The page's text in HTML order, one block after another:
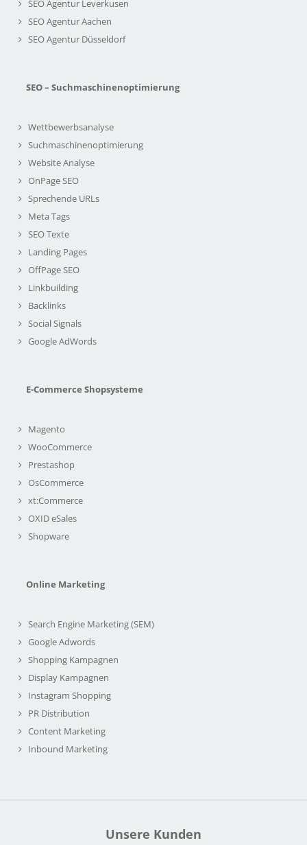
SEO Agentur Leverkusen
SEO Agentur Aachen
SEO Agentur Düsseldorf
SEO – Suchmaschinenoptimierung
Wettbewerbsanalyse
Suchmaschinenoptimierung
Website Analyse
OnPage SEO
Sprechende URLs
Meta Tags
SEO Texte
Landing Pages
OffPage SEO
Linkbuilding
Backlinks
Social Signals
Google AdWords
E-Commerce Shopsysteme
Magento
WooCommerce
Prestashop
OsCommerce
xt:Commerce
OXID eSales
Shopware
Online Marketing
Search Engine Marketing (SEM)
Google Adwords
Shopping Kampagnen
Display Kampagnen
Instagram Shopping
PR Distribution
Content Marketing
Inbound Marketing
Unsere Kunden